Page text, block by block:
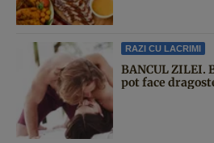
RAZI CU LACRIMI
BANCUL ZILEI.
pot face